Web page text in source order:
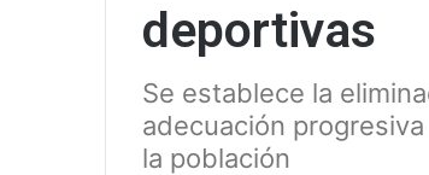
deportivas
Se establece la
adecuación
la población